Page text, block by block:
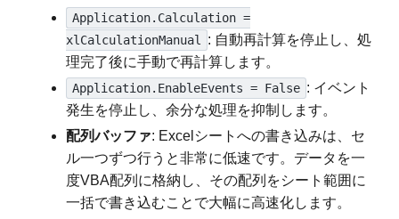
Application.Calculation =
xlCalculationManual
: 自動再計算を停止し、処
理完了後に手動で再計算します。
Application.EnableEvents = False : イベント
発生を停止し、余分な処理を抑制します。
配列バッファ: Excelシートへの書き込みは、セ
ル一つずつ行うと非常に低速です。データを一
度VBA配列に格納し、その配列をシート範囲に
一括で書き込むことで大幅に高速化します。